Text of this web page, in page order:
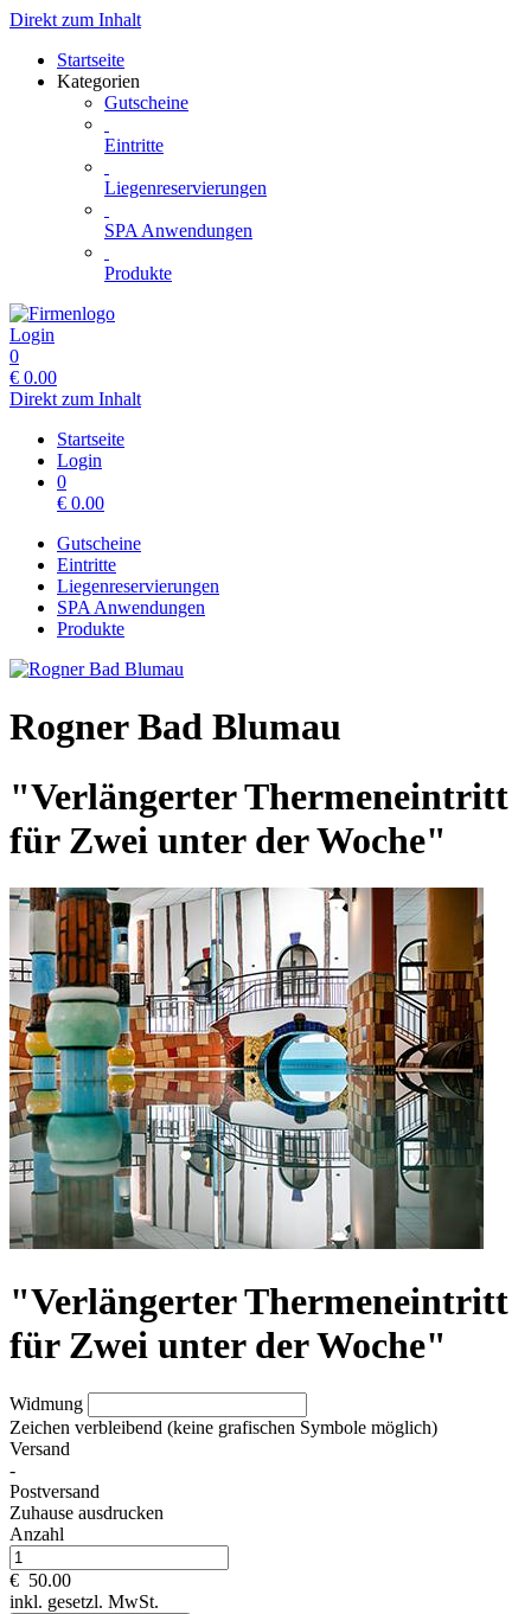
Direkt zum Inhalt
Startseite
Kategorien
Gutscheine
Eintritte
Liegenreservierungen
SPA Anwendungen
Produkte
Login
0
€ 0.00
Direkt zum Inhalt
Startseite
Login
0
€ 0.00
Gutscheine
Eintritte
Liegenreservierungen
SPA Anwendungen
Produkte
Rogner Bad Blumau
"Verlängerter Thermeneintritt
für Zwei unter der Woche"
"Verlängerter Thermeneintritt
für Zwei unter der Woche"
Widmung
Zeichen verbleibend (keine grafischen Symbole möglich)
Versand
-
Postversand
Zuhause ausdrucken
Anzahl
€ 50.00
inkl. gesetzl. MwSt.